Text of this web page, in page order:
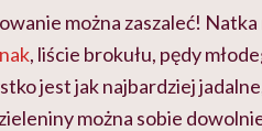
można zaszaleć! Natka
, liście brokułu, pędy
jest jak najbardziej
można sobie